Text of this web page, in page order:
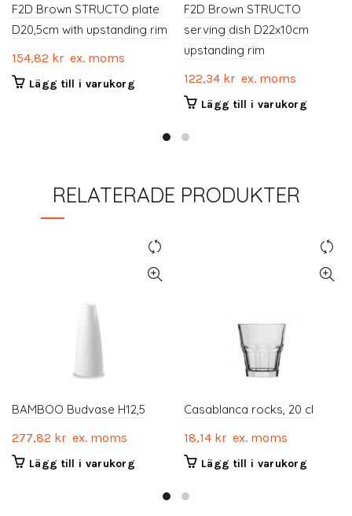
F2D Brown STRUCTO plate
D20,5cm with upstanding rim
154,82 kr ex. moms
Lägg till i varukorg
F2D Brown STRUCTO
serving dish D22x10cm
upstanding rim
122,34 kr ex. moms
Lägg till i varukorg
RELATERADE PRODUKTER
BAMBOO Budvase H12,5
277,82 kr ex. moms
Lägg till i varukorg
Casablanca rocks, 20 cl
18,14 kr ex. moms
Lägg till i varukorg